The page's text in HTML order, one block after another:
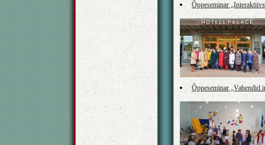
Õppeseminar
Õppeseminar „Vahendid